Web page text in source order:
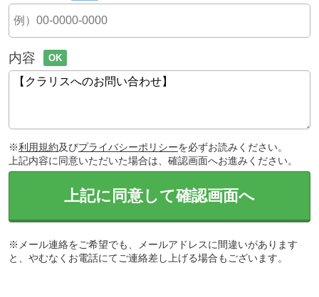
内容 OK
※利用規約及びプライバシーポリシーを必ずお読みください。
上記内容に同意いただいた場合は、確認画面へお進みください。
上記に同意して確認画面へ
※メール連絡をご希望でも、メールアドレスに間違いがあります
と、やむなくお電話にてご連絡差し上げる場合もございます。